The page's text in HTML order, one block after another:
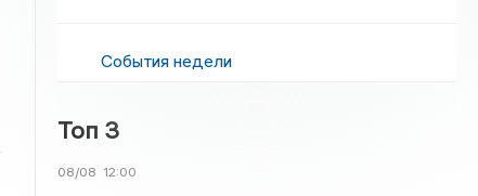
События недели
Топ 3
08/08 12:00